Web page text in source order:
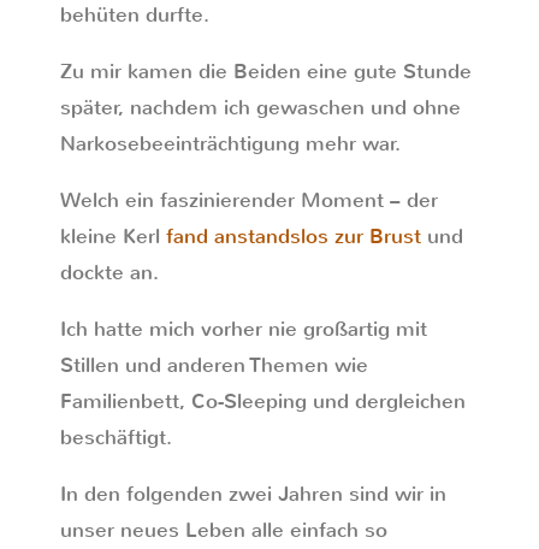
behüten durfte.
Zu mir kamen die Beiden eine gute Stunde
später, nachdem ich gewaschen und ohne
Narkosebeeinträchtigung mehr war.
Welch ein faszinierender Moment – der
kleine Kerl fand anstandslos zur Brust und
dockte an.
Ich hatte mich vorher nie großartig mit
Stillen und anderen Themen wie
Familienbett, Co-Sleeping und dergleichen
beschäftigt.
In den folgenden zwei Jahren sind wir in
unser neues Leben alle einfach so